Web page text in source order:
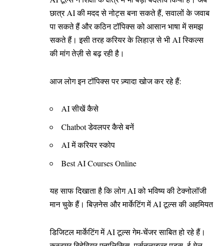
छात्र AI की मदद से नोट्स बना सकते हैं, सवालों के जवाब
पा सकते हैं और कठिन टॉपिक्स को आसान भाषा में समझ
सकते हैं। इसी तरह करियर के लिहाज़ से भी AI स्किल्स
की मांग तेज़ी से बढ़ रही है।
आज लोग इन टॉपिक्स पर ज़्यादा खोज कर रहे हैं:
AI सीखें कैसे
Chatbot डेवलपर कैसे बनें
AI में करियर स्कोप
Best AI Courses Online
यह साफ दिखाता है कि लोग AI को भविष्य की टेक्नोलॉजी
मान चुके हैं। बिज़नेस और मार्केटिंग में AI टूल्स की अहमियत
डिजिटल मार्केटिंग में AI टूल्स गेम-चेंजर साबित हो रहे हैं।